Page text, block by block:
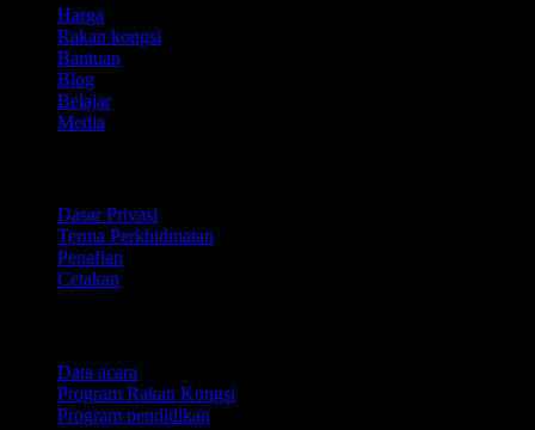
Harga
Rakan kongsi
Bantuan
Blog
Belajar
Media
Dasar Privasi
Terma Perkhidmatan
Penafian
Cetakan
Data acara
Program Rakan Kongsi
Program pendidikan